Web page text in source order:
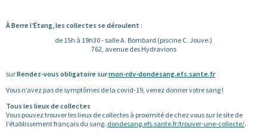
À Berre l’Étang, les collectes se déroulent :
de 15h à 19h30 - salle A. Bombard (piscine C. Jouve.)
762, avenue des Hydravions
surRendez-vous obligatoire surmon-rdv-dondesang.efs.sante.fr
Vous n’avez pas de symptômes de la covid-19, venez donner votre sang !
Tous les lieux de collectes
Vous pouvez trouver les lieux de collectes à proximité de chez vous sur le site de
l’établissement français du sang. dondesang.efs.sante.fr/trouver-une-collecte/.